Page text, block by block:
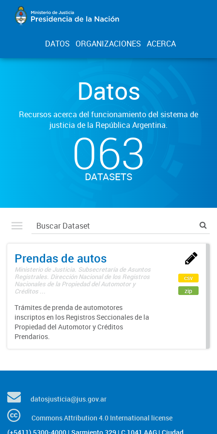
DATOS ORGANIZACIONES ACERCA
Datos
Recursos acerca del funcionamiento del sistema de
justicia de la República Argentina.
063
DATASETS
Prendas de autos
Ministerio de Justicia. Subsecretaría de Asuntos
Registrales. Dirección Nacional de los Registros
Nacionales de la Propiedad del Automotor y
Créditos ...
Trámites de prenda de automotores
inscriptos en los Registros Seccionales de la
Propiedad del Automotor y Créditos
Prendarios.
csv
zip
datosjusticia@jus.gov.ar
Commons Attribution 4.0 International license